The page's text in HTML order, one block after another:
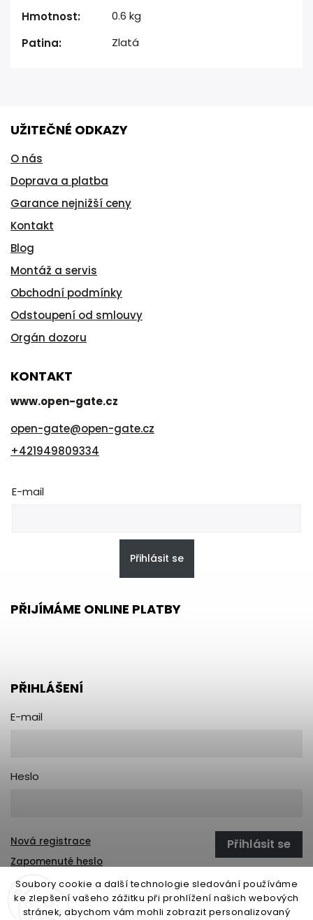
Soubory cookie a další technologie sledování používáme
ke zlepšení vašeho zážitku při prohlížení našich webových
stránek, abychom vám mohli zobrazit personalizovaný
Hmotnost:
0.6 kg
Patina: Zlatá
UŽITEČNÉ ODKAZY
O nás
Doprava a platba
Garance nejnižší ceny
Kontakt
Blog
Montáž a servis
Obchodní podmínky
Odstoupení od smlouvy
Orgán dozoru
KONTAKT
www.open-gate.cz
open-gate@open-gate.cz
+421949809334
E-mail
Přihlásit se
PŘIJÍMÁME ONLINE PLATBY
PŘIHLÁŠENÍ
E-mail
Heslo
Přihlásit se
Nová registrace
Zapomenuté heslo